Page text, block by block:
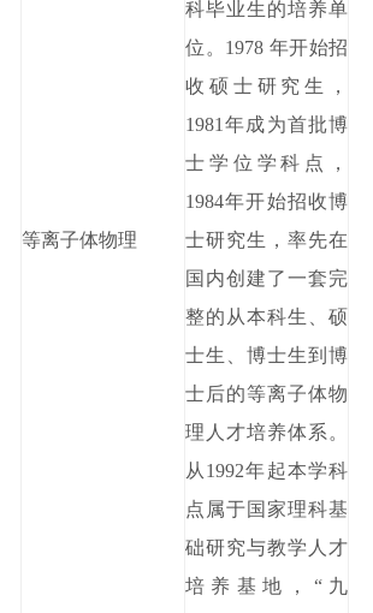
等离子体物理
科毕业生的培养单
位。 1978 年开始招
收硕士研究生
，
1981年成为首批博
士学位学科点，
1984年开始招收博
士研究生，率先在
国内创建了一套完
整的从本科生、硕
士生、博士生到博
士后的等离子体物
理人才培养体系。
从 1992年起本学科
点属于国家理科基
础研究与教学人才
培养基地， “九